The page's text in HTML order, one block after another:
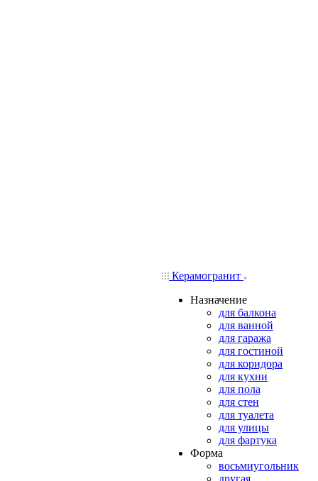
Керамогранит
Назначение
для балкона
для ванной
для гаража
для гостиной
для коридора
для кухни
для пола
для стен
для туалета
для улицы
для фартука
Форма
восьмиугольник
другая